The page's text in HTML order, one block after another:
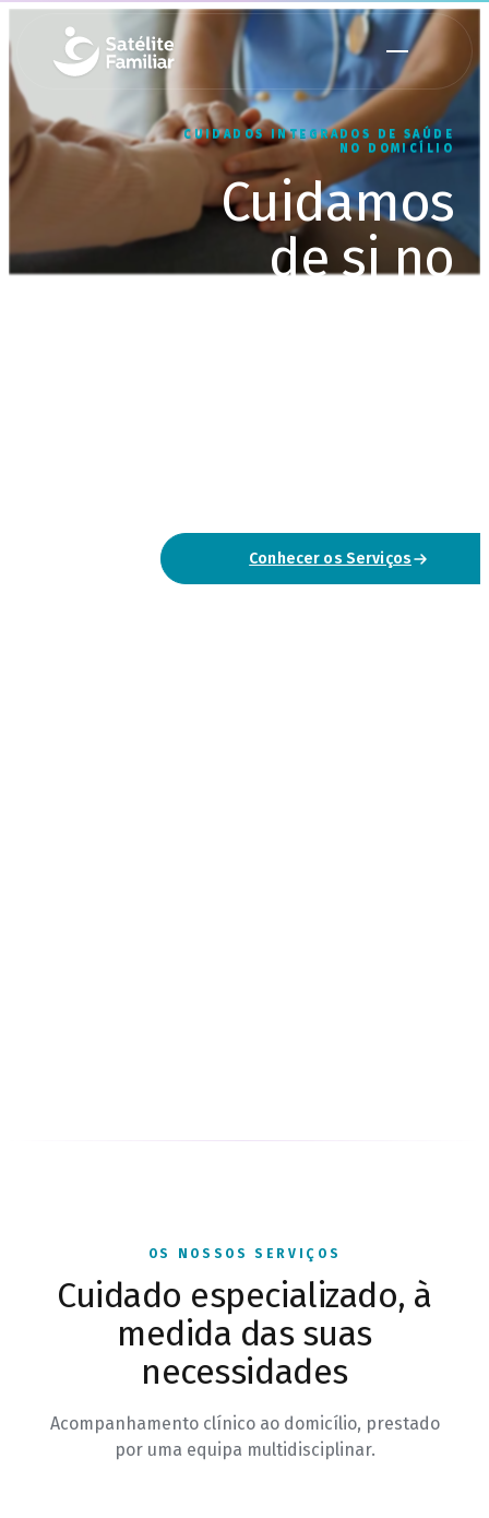
CUIDADOS INTEGRADOS DE SAÚDE
NO DOMICÍLIO
Cuidamos
de si no
Conhecer os Serviços
OS NOSSOS SERVIÇOS
Cuidado especializado, à
medida das suas
necessidades
Acompanhamento clínico ao domicílio, prestado
por uma equipa multidisciplinar.